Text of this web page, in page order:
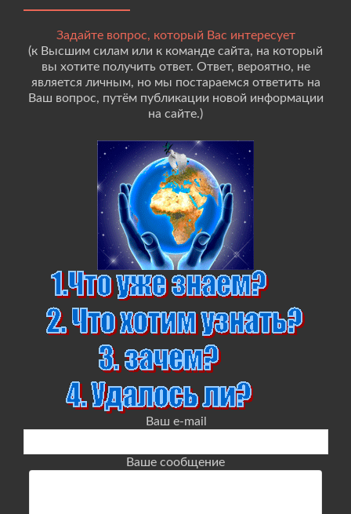
Задайте вопрос, который Вас интересует
(к Высшим силам или к команде сайта, на который
вы хотите получить ответ. Ответ, вероятно, не
является личным, но мы постараемся ответить на
Ваш вопрос, путём публикации новой информации
на сайте.)
Ваш e-mail
Ваше сообщение